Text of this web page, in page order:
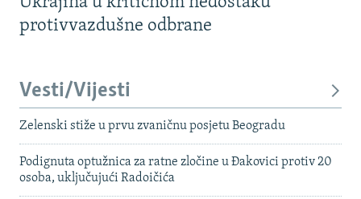
protivvazdušne odbrane
Vesti/Vijesti
Zelenski stiže u prvu zvaničnu posjetu Beogradu
Podignuta optužnica za ratne zločine u Đakovici protiv 20
osoba, uključujući Radoičića